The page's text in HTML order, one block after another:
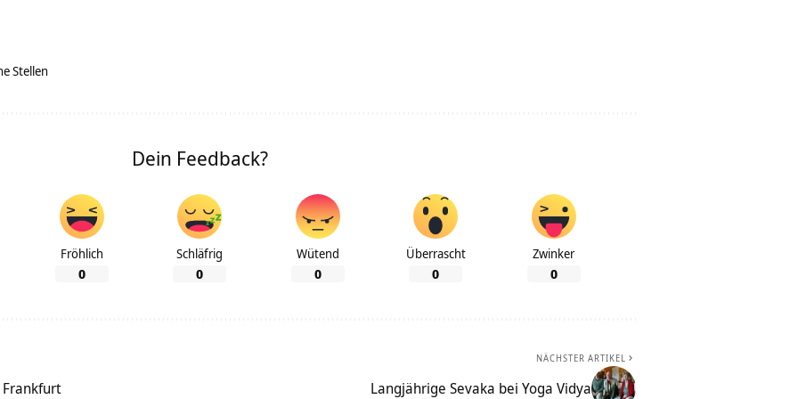
Stellen
Dein Feedback?
Fröhlich
0
Schläfrig
0
Wütend
0
Überrascht
0
Zwinker
0
NÄCHSTER ARTIKEL
Langjährige Sevaka bei Yoga Vidya